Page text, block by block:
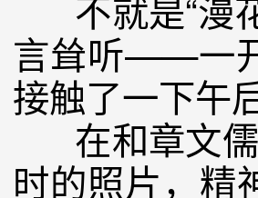
不就是“漫
言耸听——一
接触了一下午
在和章文儒
时的照片，精